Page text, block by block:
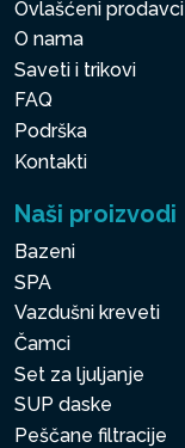
Ovlašćeni prodavci
O nama
Saveti i trikovi
FAQ
Podrška
Kontakti
Naši proizvodi
Bazeni
SPA
Vazdušni kreveti
Čamci
Set za ljuljanje
SUP daske
Peščane filtracije